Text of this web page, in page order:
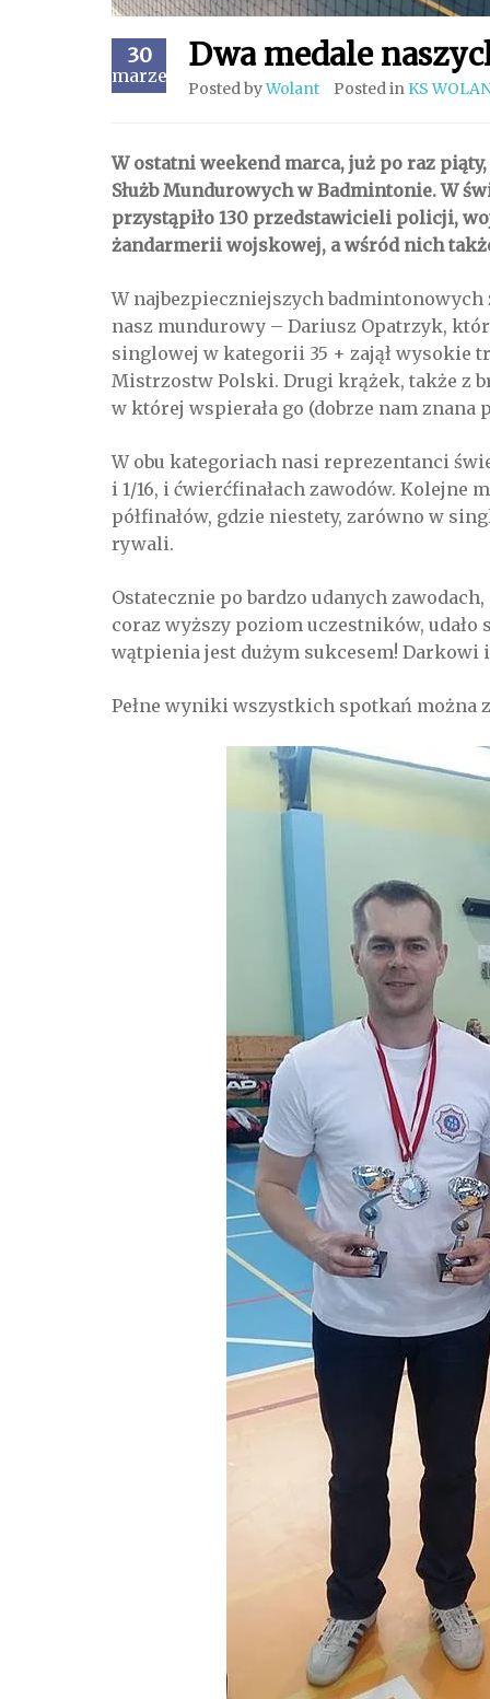
30
marzec
Dwa medale
Posted byWolant Posted in KS
W ostatni weekend marca, już po raz
Służb Mundurowych w Badmintonie. W
przystąpiło 130 przedstawicieli policji,
żandarmerii wojskowej, a wśród nich
W najbezpieczniejszych badmintonowych
nasz mundurowy – Dariusz Opatrzyk,
singlowej w kategorii 35 + zajął wysokie
Mistrzostw Polski. Drugi krążek, także z
w której wspierała go (dobrze nam znana
W obu kategoriach nasi reprezentanci
i 1/16, i ćwierćfinałach zawodów. Kolejne
półfinałów, gdzie niestety, zarówno w
rywali.
Ostatecznie po bardzo udanych
coraz wyższy poziom uczestników, udało
wątpienia jest dużym sukcesem! Darkowi
Pełne wyniki wszystkich spotkań można